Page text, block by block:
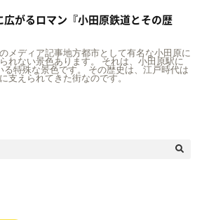
広がるロマン『小田原鉄道とその歴
メディア記事地方都市として有名な小田原に
れない景色あります。 それは、小田原駅に
る特殊な景色です。 その歴史は、江戸時代は
支えられてきた街なのです。